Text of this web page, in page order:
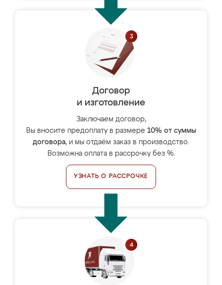
Договор
и изготовление
Заключаем договор,
Вы вносите предоплату в размере 10% от суммы
договора, и мы отдаём заказ в производство.
Возможна оплата в рассрочку без %.
УЗНАТЬ О РАССРОЧКЕ